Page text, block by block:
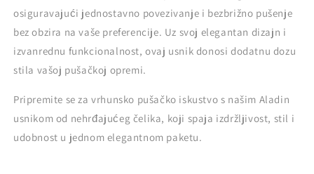
osiguravajući jednostavno povezivanje i bezbrižno pušenje
bez obzira na vaše preferencije. Uz svoj elegantan dizajn i
izvanrednu funkcionalnost, ovaj usnik donosi dodatnu dozu
stila vašoj pušačkoj opremi.
Pripremite se za vrhunsko pušačko iskustvo s našim Aladin
usnikom od nehrđajućeg čelika, koji spaja izdržljivost, stil i
udobnost u jednom elegantnom paketu.